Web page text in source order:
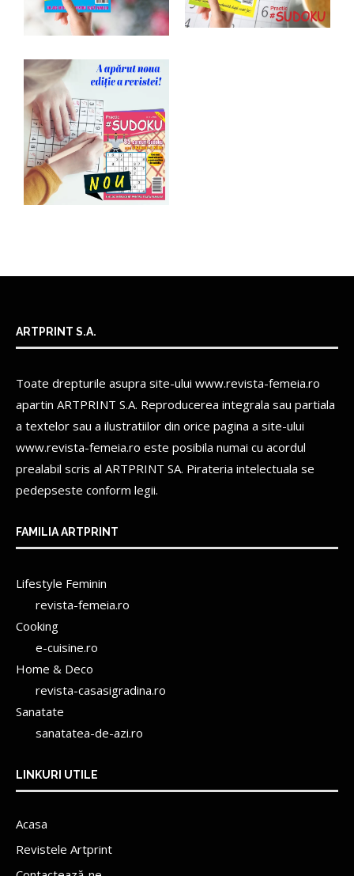
ARTPRINT S.A.
Toate drepturile asupra site-ului www.revista-femeia.ro
apartin ARTPRINT S.A. Reproducerea integrala sau partiala
a textelor sau a ilustratiilor din orice pagina a site-ului
www.revista-femeia.ro este posibila numai cu acordul
prealabil scris al ARTPRINT SA. Pirateria intelectuala se
pedepseste conform legii.
FAMILIA ARTPRINT
Lifestyle Feminin
revista-femeia.ro
Cooking
e-cuisine.ro
Home & Deco
revista-casasigradina.ro
Sanatate
sanatatea-de-azi.ro
LINKURI UTILE
Acasa
Revistele Artprint